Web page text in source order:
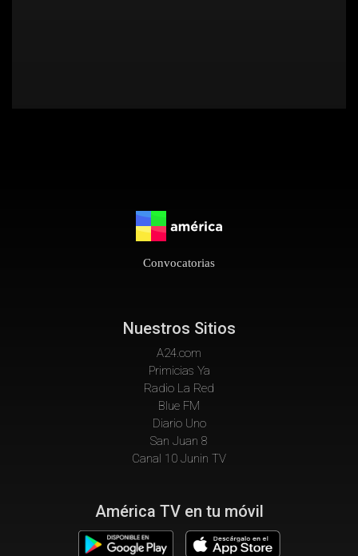
Convocatorias
Nuestros Sitios
A24.com
Primicias Ya
Radio La Red
Blue FM
Diario Uno
San Juan 8
Canal 10 Junin TV
América TV en tu móvil